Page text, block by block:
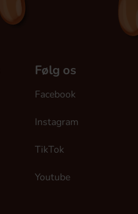
Følg os
Facebook
Instagram
TikTok
Youtube